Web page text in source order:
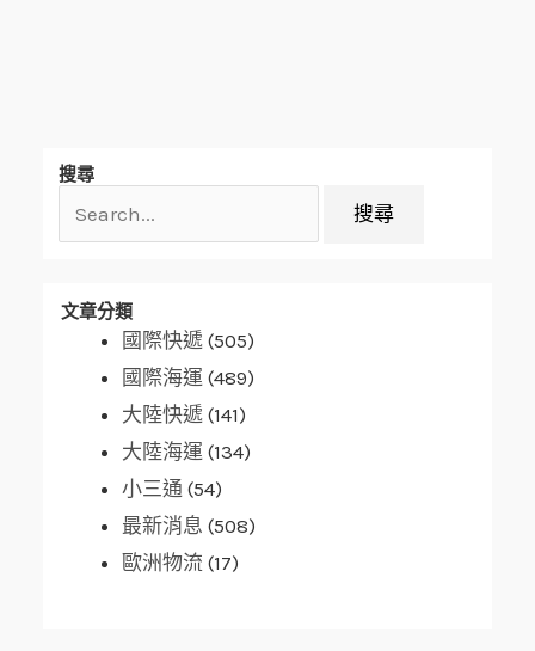
搜尋
搜
關
字:
文章分類
國際快遞 (505)
國際海運 (489)
大陸快遞 (141)
大陸海運 (134)
小三通 (54)
最新消息 (508)
歐洲物流 (17)